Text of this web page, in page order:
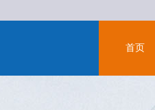
首页